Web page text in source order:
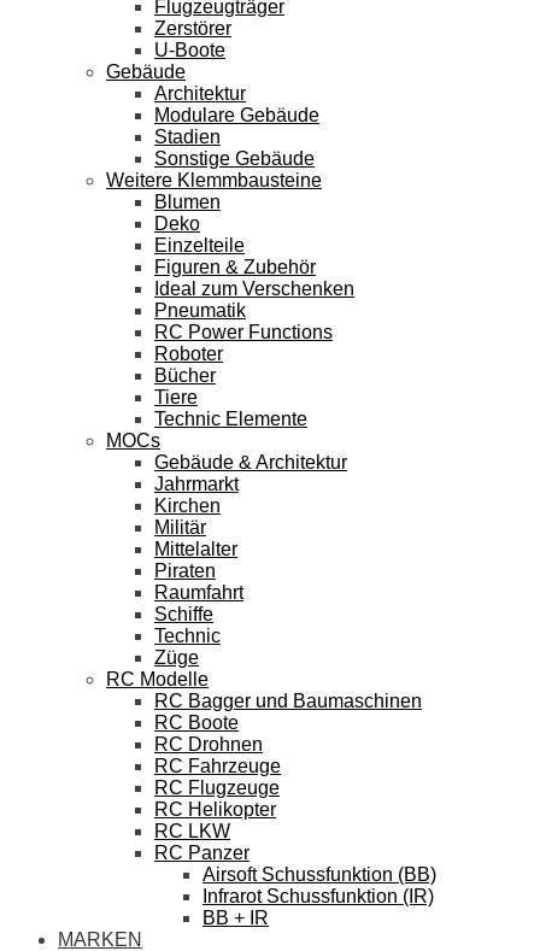
Flugzeugträger
Zerstörer
U-Boote
Gebäude
Architektur
Modulare Gebäude
Stadien
Sonstige Gebäude
Weitere Klemmbausteine
Blumen
Deko
Einzelteile
Figuren & Zubehör
Ideal zum Verschenken
Pneumatik
RC Power Functions
Roboter
Bücher
Tiere
Technic Elemente
MOCs
Gebäude & Architektur
Jahrmarkt
Kirchen
Militär
Mittelalter
Piraten
Raumfahrt
Schiffe
Technic
Züge
RC Modelle
RC Bagger und Baumaschinen
RC Boote
RC Drohnen
RC Fahrzeuge
RC Flugzeuge
RC Helikopter
RC LKW
RC Panzer
Airsoft Schussfunktion (BB)
Infrarot Schussfunktion (IR)
BB + IR
MARKEN